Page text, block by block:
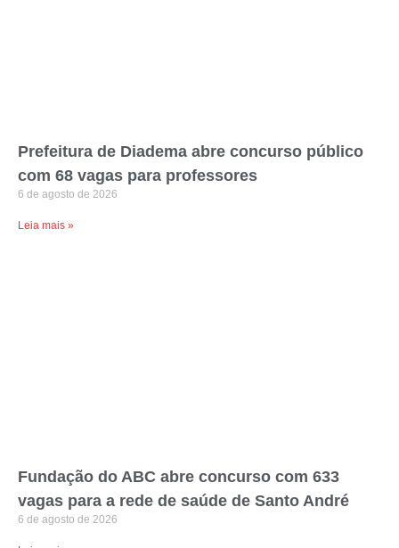
Prefeitura de Diadema abre concurso público
com 68 vagas para professores
6 de agosto de 2026
Leia mais »
Fundação do ABC abre concurso com 633
vagas para a rede de saúde de Santo André
6 de agosto de 2026